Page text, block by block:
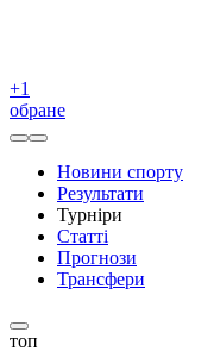
+1
обране
Новини спорту
Результати
Турніри
Статті
Прогнози
Трансфери
топ